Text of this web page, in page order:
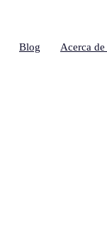
Blog Acerca